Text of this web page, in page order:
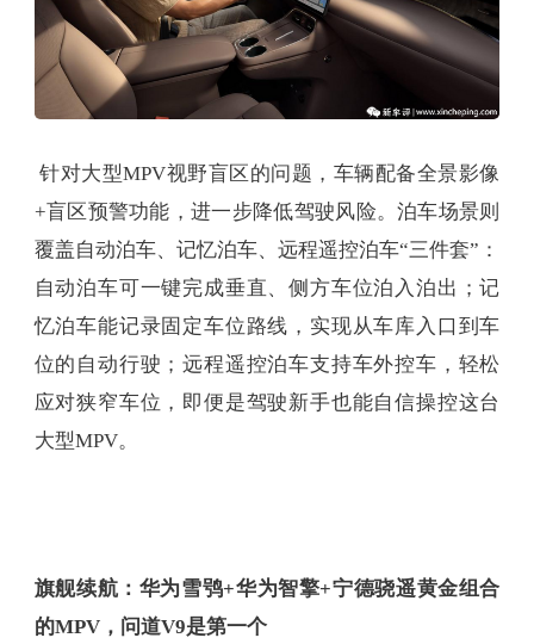
针对大型MPV视野盲区的问题，车辆配备全景影像
+盲区预警功能，进一步降低驾驶风险。泊车场景则
覆盖自动泊车、记忆泊车、远程遥控泊车“三件套”：
自动泊车可一键完成垂直、侧方车位泊入泊出；记
忆泊车能记录固定车位路线，实现从车库入口到车
位的自动行驶；远程遥控泊车支持车外控车，轻松
应对狭窄车位，即便是驾驶新手也能自信操控这台
大型MPV。
旗舰续航：华为雪鸮+华为智擎+宁德骁遥黄金组合
的MPV，问道V9是第一个